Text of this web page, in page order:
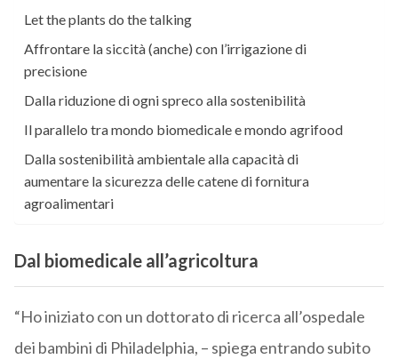
Let the plants do the talking
Affrontare la siccità (anche) con l’irrigazione di
precisione
Dalla riduzione di ogni spreco alla sostenibilità
Il parallelo tra mondo biomedicale e mondo agrifood
Dalla sostenibilità ambientale alla capacità di
aumentare la sicurezza delle catene di fornitura
agroalimentari
Dal biomedicale all’agricoltura
“Ho iniziato con un dottorato di ricerca all’ospedale
dei bambini di Philadelphia, – spiega entrando subito